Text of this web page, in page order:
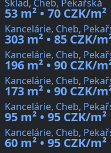
Sklad, Cheb, Pekařská
53 m² • 70 CZK/m²
Kancelárie, Cheb,
303 m² • 85 CZK/
Kancelárie, Cheb,
196 m² • 90 CZK/
Kancelárie, Cheb,
173 m² • 90 CZK/
Kancelárie, Cheb,
95 m² • 95 CZK/m²
Kancelárie, Cheb,
60 m² • 95 CZK/m²